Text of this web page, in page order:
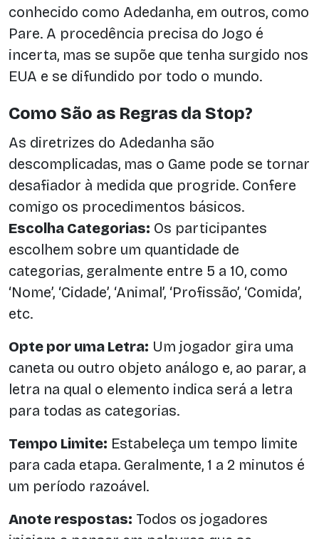
conhecido como Adedanha, em outros, como
Pare. A procedência precisa do Jogo é
incerta, mas se supõe que tenha surgido nos
EUA e se difundido por todo o mundo.
Como São as Regras da Stop?
As diretrizes do Adedanha são
descomplicadas, mas o Game pode se tornar
desafiador à medida que progride. Confere
comigo os procedimentos básicos.
Escolha Categorias: Os participantes
escolhem sobre um quantidade de
categorias, geralmente entre 5 a 10, como
‘Nome’, ‘Cidade’, ‘Animal’, ‘Profissão’, ‘Comida’,
etc.
Opte por uma Letra: Um jogador gira uma
caneta ou outro objeto análogo e, ao parar, a
letra na qual o elemento indica será a letra
para todas as categorias.
Tempo Limite: Estabeleça um tempo limite
para cada etapa. Geralmente, 1 a 2 minutos é
um período razoável.
Anote respostas: Todos os jogadores